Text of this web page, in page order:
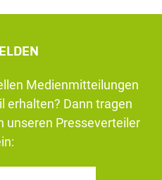
Medienmitteilungen
erhalten? Dann tragen
unseren Presseverteiler